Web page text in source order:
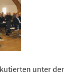
unter der